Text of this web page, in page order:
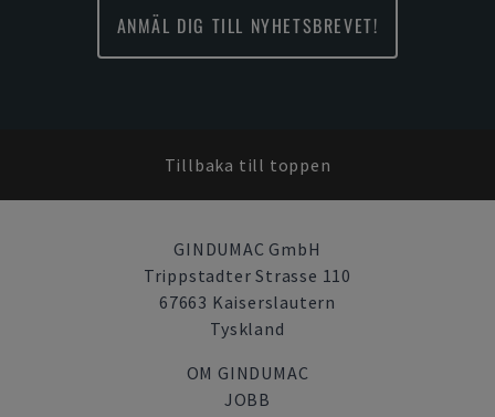
ANMÄL DIG TILL NYHETSBREVET!
Tillbaka till toppen
GINDUMAC GmbH
Trippstadter Strasse 110
67663 Kaiserslautern
Tyskland
OM GINDUMAC
JOBB